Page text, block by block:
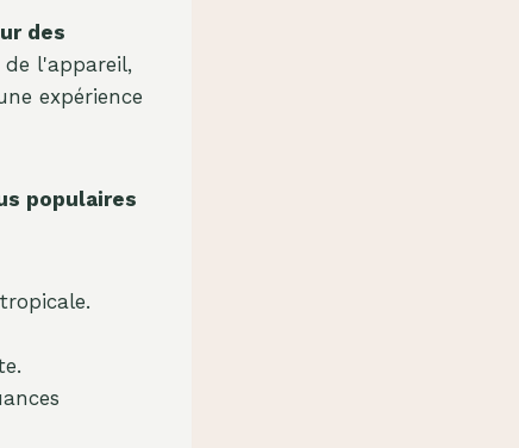
des
l'appareil,
expérience
populaires